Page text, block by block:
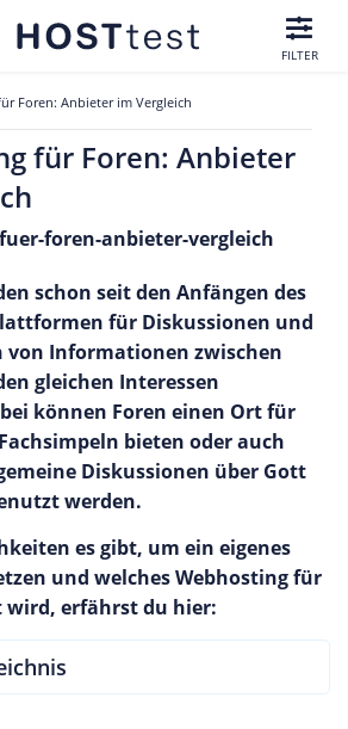
FILTER
Foren: Anbieter im Vergleich
für Foren: Anbieter
schon seit den Anfängen des
für Diskussionen und
von Informationen zwischen
gleichen Interessen
können Foren einen Ort für
bieten oder auch
Diskussionen über Gott
werden.
es gibt, um ein eigenes
und welches Webhosting für
wird, erfährst du hier: